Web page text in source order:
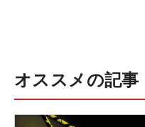
オススメの記事